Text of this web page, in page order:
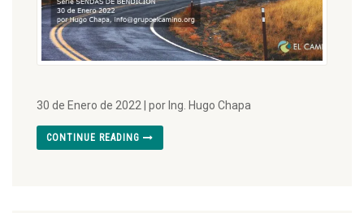
30 de Enero de 2022 | por Ing. Hugo Chapa
CONTINUE READING